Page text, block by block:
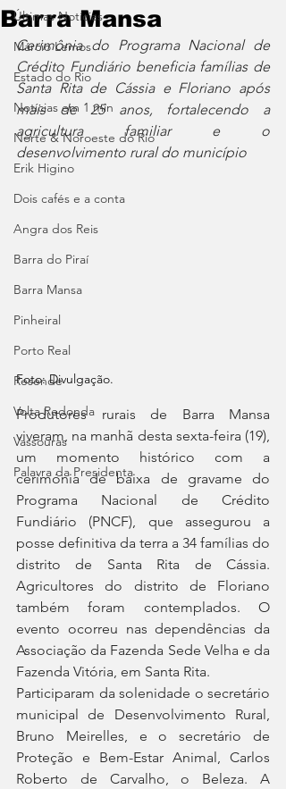
Últimas Notícias
Márcio Lemos
Estado do Rio
Notícias em 1 min
Norte & Noroeste do Rio
Erik Higino
Dois cafés e a conta
Angra dos Reis
Barra do Piraí
Barra Mansa
Pinheiral
Porto Real
Resende
Volta Redonda
Vassouras
Palavra da Presidenta
Barra Mansa
Cerimônia do Programa Nacional de
Crédito Fundiário beneficia famílias de
Santa Rita de Cássia e Floriano após
mais de 25 anos, fortalecendo a
agricultura familiar e o
desenvolvimento rural do município
Foto: Divulgação.
Produtores rurais de Barra Mansa
viveram, na manhã desta sexta-feira (19),
um momento histórico com a
cerimónia de baixa de gravame do
Programa Nacional de Crédito
Fundiário (PNCF), que assegurou a
posse definitiva da terra a 34 famílias do
distrito de Santa Rita de Cássia.
Agricultores do distrito de Floriano
também foram contemplados. O
evento ocorreu nas dependências da
Associação da Fazenda Sede Velha e da
Fazenda Vitória, em Santa Rita.
Participaram da solenidade o secretário
municipal de Desenvolvimento Rural,
Bruno Meirelles, e o secretário de
Proteção e Bem-Estar Animal, Carlos
Roberto de Carvalho, o Beleza. A